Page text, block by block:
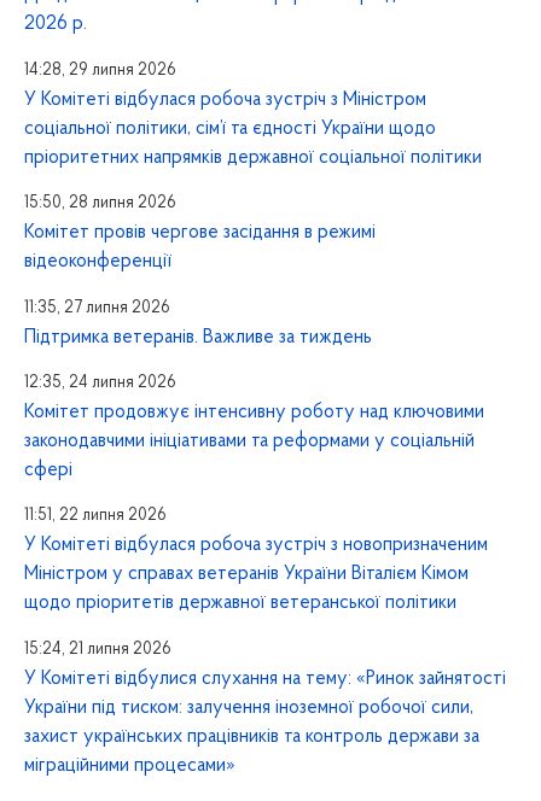
2026 р.
14:28, 29 липня 2026
У Комітеті відбулася робоча зустріч з Міністром
соціальної політики, сім’ї та єдності України щодо
пріоритетних напрямків державної соціальної політики
15:50, 28 липня 2026
Комітет провів чергове засідання в режимі
відеоконференції
11:35, 27 липня 2026
Підтримка ветеранів. Важливе за тиждень
12:35, 24 липня 2026
Комітет продовжує інтенсивну роботу над ключовими
законодавчими ініціативами та реформами у соціальній
сфері
11:51, 22 липня 2026
У Комітеті відбулася робоча зустріч з новопризначеним
Міністром у справах ветеранів України Віталієм Кімом
щодо пріоритетів державної ветеранської політики
15:24, 21 липня 2026
У Комітеті відбулися слухання на тему: «Ринок зайнятості
України під тиском: залучення іноземної робочої сили,
захист українських працівників та контроль держави за
міграційними процесами»